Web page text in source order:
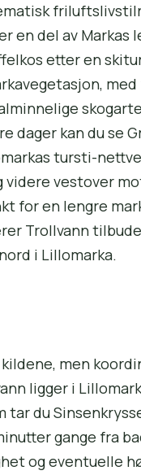
en del av
etter en
dager kan du se
tursti-
vestover
for en lengre
Trollvann
i Lillomarka.
men
ligger i
du
gange fra
og eventuelle